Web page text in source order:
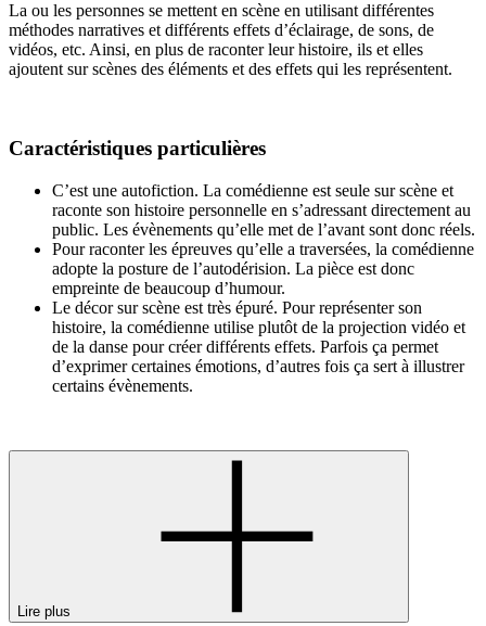
La ou les personnes se mettent en scène en utilisant différentes
méthodes narratives et différents effets d’éclairage, de sons, de
vidéos, etc. Ainsi, en plus de raconter leur histoire, ils et elles
ajoutent sur scènes des éléments et des effets qui les représentent.
Caractéristiques particulières
C’est une autofiction. La comédienne est seule sur scène et
raconte son histoire personnelle en s’adressant directement au
public. Les évènements qu’elle met de l’avant sont donc réels.
Pour raconter les épreuves qu’elle a traversées, la comédienne
adopte la posture de l’autodérision. La pièce est donc
empreinte de beaucoup d’humour.
Le décor sur scène est très épuré. Pour représenter son
histoire, la comédienne utilise plutôt de la projection vidéo et
de la danse pour créer différents effets. Parfois ça permet
d’exprimer certaines émotions, d’autres fois ça sert à illustrer
certains évènements.
Lire plus